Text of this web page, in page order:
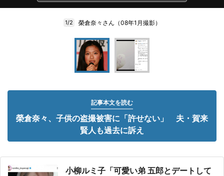
1/2 榮倉奈々さん（08年1月撮影）
記事本文を読む
榮倉奈々、子供の盗撮被害に「許せない」 夫・賀来
賢人も過去に訴え
小柳ルミ子「可愛い弟 五郎とデートして